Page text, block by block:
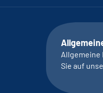
Allgemeine
Sie auf